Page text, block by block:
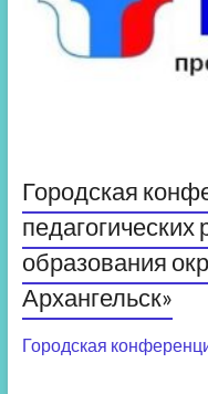
Городская
образования
Архангельск»
Городская